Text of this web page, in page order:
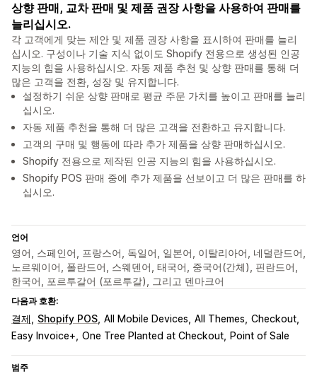
상향 판매, 교차 판매 및 제품 권장 사항을 사용하여 판매를
늘리십시오.
각 고객에게 맞는 제안 및 제품 권장 사항을 표시하여 판매를 늘리
십시오. 구성이나 기술 지식 없이도 Shopify 전용으로 생성된 인공
지능의 힘을 사용하십시오. 자동 제품 추천 및 상향 판매를 통해 더
많은 고객을 전환, 성장 및 유지합니다.
설정하기 쉬운 상향 판매로 평균 주문 가치를 높이고 판매를 늘리
십시오.
자동 제품 추천을 통해 더 많은 고객을 전환하고 유지합니다.
고객의 구매 및 행동에 따라 추가 제품을 상향 판매하십시오.
Shopify 전용으로 제작된 인공 지능의 힘을 사용하십시오.
Shopify POS 판매 중에 추가 제품을 선보이고 더 많은 판매를 하
십시오.
언어
영어, 스페인어, 프랑스어, 독일어, 일본어, 이탈리아어, 네덜란드어,
노르웨이어, 폴란드어, 스웨덴어, 태국어, 중국어(간체), 핀란드어,
한국어, 포르투갈어 (포르투갈), 그리고 덴마크어
다음과 호환:
결제 Shopify POS All Mobile Devices All Themes Checkout
Easy Invoice+ One Tree Planted at Checkout Point of Sale
범주